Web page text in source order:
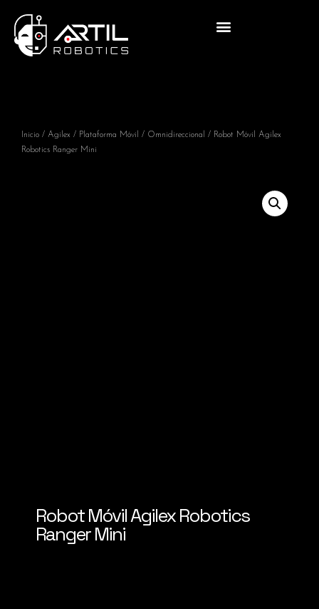
Inicio / Agilex / Plataforma Móvil / Omnidireccional
/ Robot Móvil Agilex
Robotics Ranger Mini
Robot Móvil Agilex Robotics
Ranger Mini